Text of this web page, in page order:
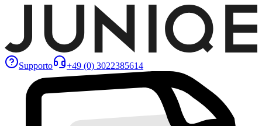
Supporto +49 (0) 3022385614